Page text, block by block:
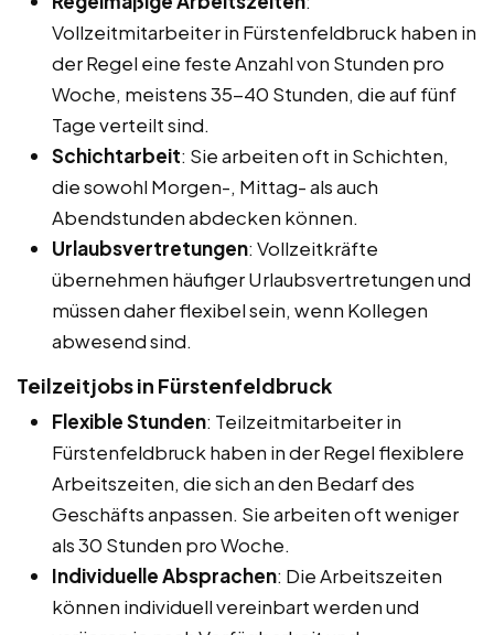
Vollzeitmitarbeiter in Fürstenfeldbruck haben in
der Regel eine feste Anzahl von Stunden pro
Woche, meistens 35-40 Stunden, die auf fünf
Tage verteilt sind.
Schichtarbeit: Sie arbeiten oft in Schichten,
die sowohl Morgen-, Mittag- als auch
Abendstunden abdecken können.
Urlaubsvertretungen: Vollzeitkräfte
übernehmen häufiger Urlaubsvertretungen und
müssen daher flexibel sein, wenn Kollegen
abwesend sind.
Teilzeitjobs in Fürstenfeldbruck
Flexible Stunden: Teilzeitmitarbeiter in
Fürstenfeldbruck haben in der Regel flexiblere
Arbeitszeiten, die sich an den Bedarf des
Geschäfts anpassen. Sie arbeiten oft weniger
als 30 Stunden pro Woche.
Individuelle Absprachen: Die Arbeitszeiten
können individuell vereinbart werden und